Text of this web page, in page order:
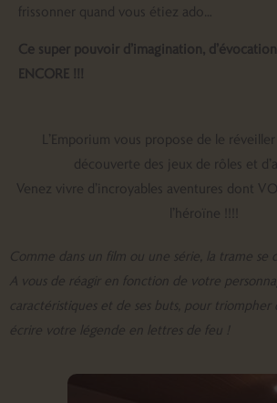
frissonner quand vous étiez ado…
Ce super pouvoir d’imagination,
ENCORE !!!
L’Emporium vous propose de le
découverte des jeux de rôles et
Venez vivre d’incroyables aventures dont
l’héroïne !!!!
Comme dans un film ou une série, la trame se
A vous de réagir en fonction de votre
caractéristiques et de ses buts, pour triompher
écrire votre légende en lettres de feu !